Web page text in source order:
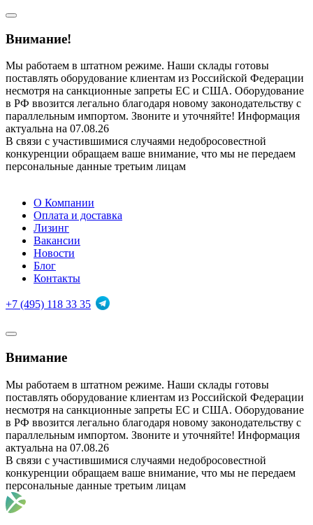
Внимание!
Мы работаем в штатном режиме. Наши склады готовы
поставлять оборудование клиентам из Российской Федерации
несмотря на санкционные запреты ЕС и США. Оборудование
в РФ ввозится легально благодаря новому законодательству с
параллельным импортом. Звоните и уточняйте! Информация
актуальна на 07.08.26
В связи с участившимися случаями недобросовестной
конкуренции обращаем ваше внимание, что мы не передаем
персональные данные третьим лицам
О Компании
Оплата и доставка
Лизинг
Вакансии
Новости
Блог
Контакты
+7 (495) 118 33 35
Внимание
Мы работаем в штатном режиме. Наши склады готовы
поставлять оборудование клиентам из Российской Федерации
несмотря на санкционные запреты ЕС и США. Оборудование
в РФ ввозится легально благодаря новому законодательству с
параллельным импортом. Звоните и уточняйте! Информация
актуальна на 07.08.26
В связи с участившимися случаями недобросовестной
конкуренции обращаем ваше внимание, что мы не передаем
персональные данные третьим лицам